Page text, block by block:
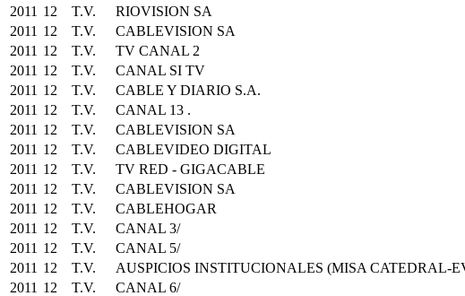
2011 12 T.V. RIOVISION SA
2011 12 T.V. CABLEVISION SA
2011 12 T.V. TV CANAL 2
2011 12 T.V. CANAL SI TV
2011 12 T.V. CABLE Y DIARIO S.A.
2011 12 T.V. CANAL 13 .
2011 12 T.V. CABLEVISION SA
2011 12 T.V. CABLEVIDEO DIGITAL
2011 12 T.V. TV RED - GIGACABLE
2011 12 T.V. CABLEVISION SA
2011 12 T.V. CABLEHOGAR
2011 12 T.V. CANAL 3/
2011 12 T.V. CANAL 5/
2011 12 T.V. AUSPICIOS INSTITUCIONALES (MISA CATEDRAL-
2011 12 T.V. CANAL 6/